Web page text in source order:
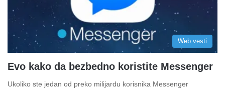
Web vesti
Evo kako da bezbedno koristite Messenger
Ukoliko ste jedan od preko milijardu korisnika Messenger